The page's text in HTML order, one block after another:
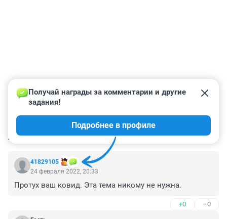
КОММЕНТАРИИ 7
41829105
Получай награды за комментарии и другие
задания!
Подробнее в профиле
24 февраля 2022, 20:33
Протух ваш ковид. Эта тема никому не нужна.
+0 –0